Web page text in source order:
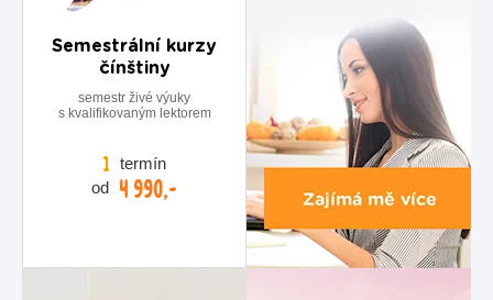
Semestrální kurzy
čínštiny
semestr živé výuky
s kvalifikovaným lektorem
1 termín
od
4 990,-